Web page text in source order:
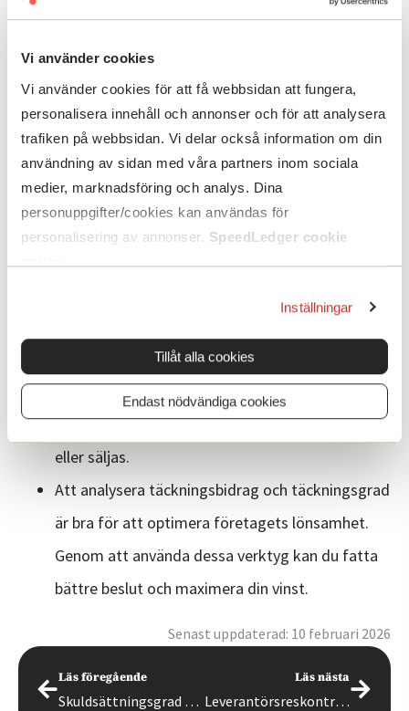
Vi använder cookies
Vi använder cookies för att få webbsidan att fungera,
personalisera innehåll och annonser och för att analysera
trafiken på webbsidan. Vi delar också information om din
användning av sidan med våra partners inom sociala
medier, marknadsföring och analys. Dina
personuppgifter/cookies kan användas för
personalisering av annonser. SpeedLedger cookie
Inställningar
Tillåt alla cookies
Endast nödvändiga cookies
Sammanfattning
Genom att använda detta nyckeltal kan du
analysera lönsamheten i ett företag och fatta
beslut om vilka produkter som ska produceras
eller säljas.
Att analysera täckningsbidrag och täckningsgrad
är bra för att optimera företagets lönsamhet.
Genom att använda dessa verktyg kan du fatta
bättre beslut och maximera din vinst.
Senast uppdaterad: 10 februari 2026
Läs föregående
Skuldsättningsgrad – vad betyder det och hur räknar du ut den?
Läs nästa
Leverantörsreskontra – vad är det och hur fungerar den?